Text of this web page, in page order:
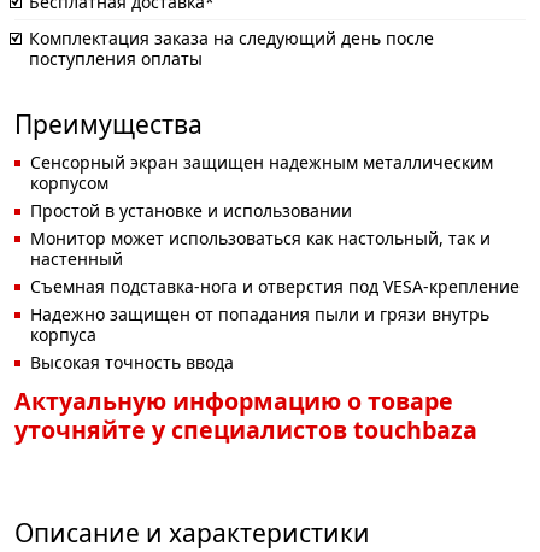
Комплектация заказа на следующий день после
поступления оплаты
Преимущества
Сенсорный экран защищен надежным металлическим
корпусом
Простой в установке и использовании
Монитор может использоваться как настольный, так и
настенный
Съемная подставка-нога и отверстия под VESA-крепление
Надежно защищен от попадания пыли и грязи внутрь
корпуса
Высокая точность ввода
Актуальную информацию о товаре
уточняйте у специалистов touchbaza
Описание и характеристики